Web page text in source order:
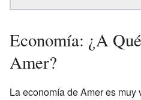
Economía: ¿A
Amer?
La economía de Amer es